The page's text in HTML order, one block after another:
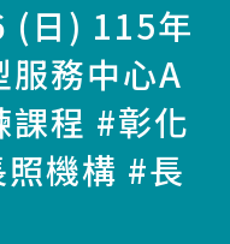
日) 115年
服務中心A
課程 #彰化
機構 #長